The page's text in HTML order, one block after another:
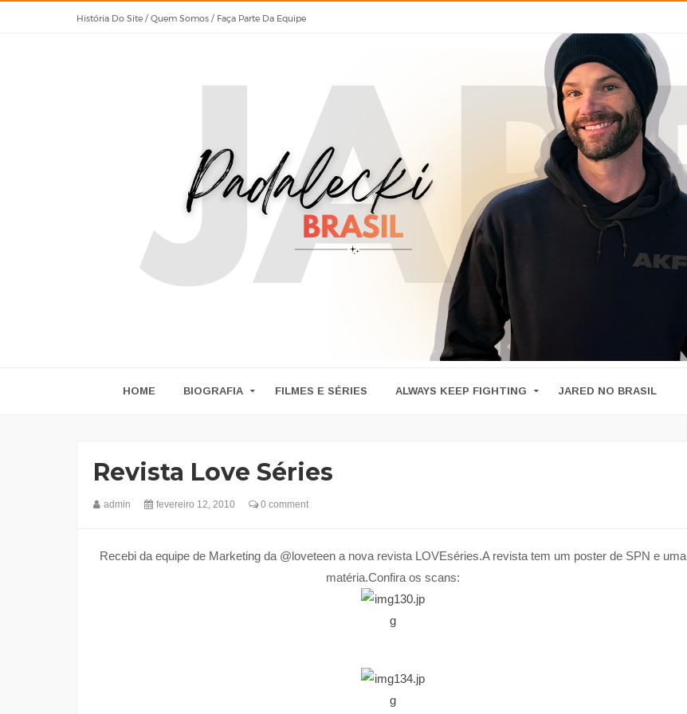
História Do Site / Quem Somos / Faça Parte Da Equipe
HOME BIOGRAFIA FILMES E SÉRIES ALWAYS KEEP FIGHTING JARED NO BRASIL
Revista Love Séries
admin fevereiro 12, 2010 0 comment
Recebi da equipe de Marketing da @loveteen a nova revista LOVEséries.A revista tem um poster de SPN e uma
matéria.Confira os scans: